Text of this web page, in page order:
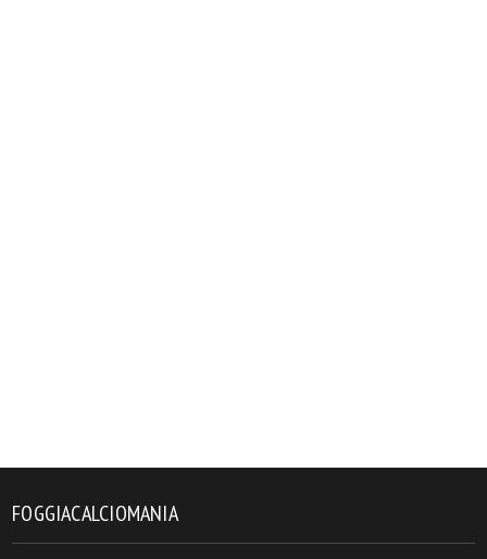
FOGGIACALCIOMANIA